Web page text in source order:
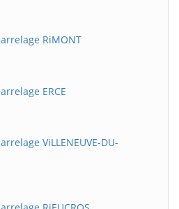
RiMONT
ERCE
ViLLENEUVE-DU-